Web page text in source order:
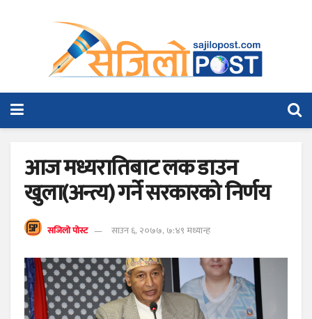
आज मध्यरातिबाट लक डाउन
खुला(अन्त्य) गर्ने सरकारको निर्णय
सजिलो पोस्ट साउन ६, २०७७, ७:४९ मध्यान्ह